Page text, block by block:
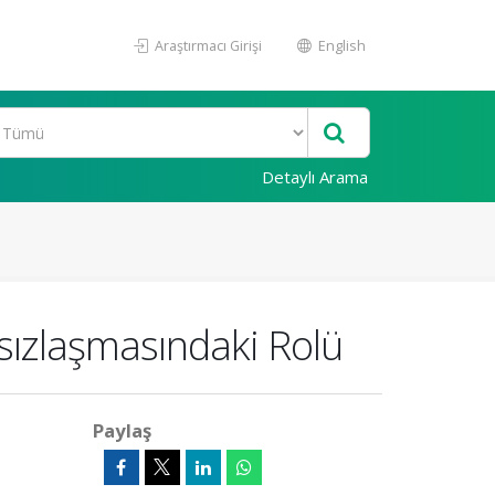
Araştırmacı Girişi English
Detaylı Arama
Rolü
Paylaş